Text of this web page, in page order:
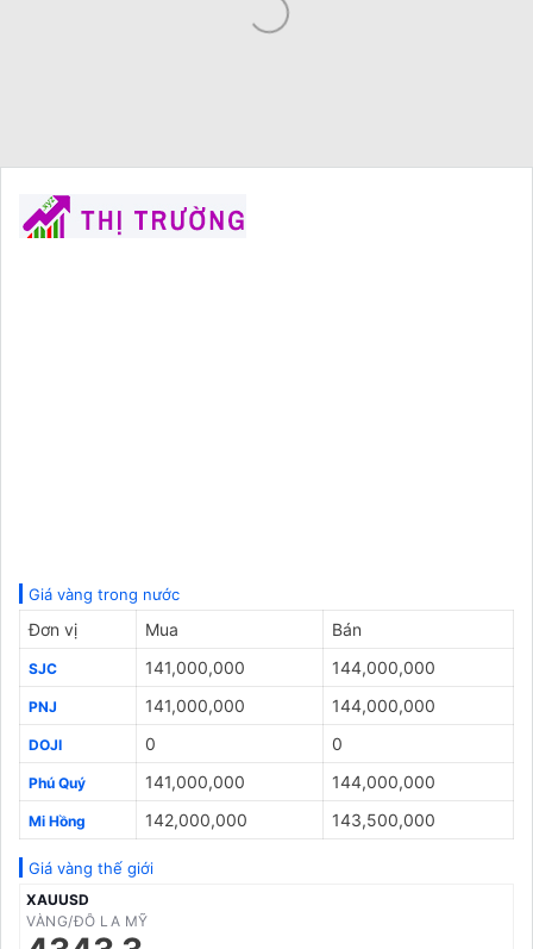
Giá vàng trong nước
Đơn vị Mua Bán
SJC 141,000,000 144,000,000
PNJ 141,000,000 144,000,000
DOJI 0 0
Phú Quý 141,000,000 144,000,000
Mi Hồng 142,000,000 143,500,000
Giá vàng thế giới
XAUUSD
VÀNG/ĐÔ LA MỸ